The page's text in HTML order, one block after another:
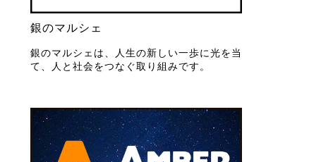
銀のマルシェ
銀のマルシェは、人生の新しい一歩に光を当
て、人と社会をつなぐ取り組みです。